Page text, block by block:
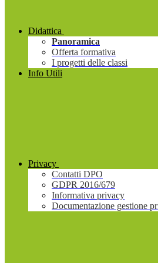
Didattica
Panoramica
Offerta formativa
I progetti delle classi
Info Utili
Privacy
Contatti DPO
GDPR 2016/679
Informativa privacy
Documentazione gestione